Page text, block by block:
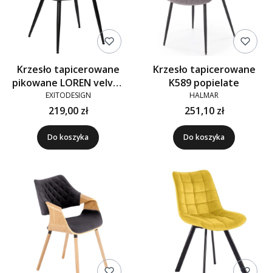
Krzesło tapicerowane
pikowane LOREN velvet
czarne G-77
EXITODESIGN
219,00 zł
Do koszyka
Krzesło tapicerowane
K589 popielate
HALMAR
251,10 zł
Do koszyka